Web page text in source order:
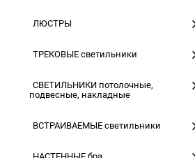
ЛЮСТРЫ
ТРЕКОВЫЕ светильники
СВЕТИЛЬНИКИ потолочные,
подвесные, накладные
ВСТРАИВАЕМЫЕ светильники